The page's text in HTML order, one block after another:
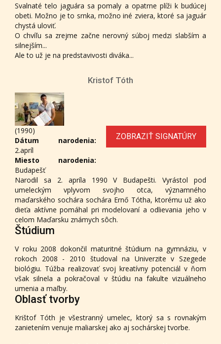
Svalnaté telo jaguára sa pomaly a opatrne plíži k budúcej
obeti. Možno je to srnka, možno iné zviera, ktoré sa jaguár
chystá uloviť.
O chvíľu sa zrejme začne nerovný súboj medzi slabším a
silnejším...
Ale to už je na predstavivosti diváka...
Kristof Tóth
ZOBRAZIŤ SIGNATÚRY
(1990)
Dátum narodenia:
2.apríl
Miesto narodenia:
Budapešť
Narodil sa 2. apríla 1990 V Budapešti. Vyrástol pod
umeleckým vplyvom svojho otca, významného
maďarského sochára sochára Ernő Tótha, ktorému už ako
dieťa aktívne pomáhal pri modelovaní a odlievania jeho v
celom Maďarsku známych sôch.
Štúdium
V roku 2008 dokončil maturitné štúdium na gymnáziu, v
rokoch 2008 - 2010 študoval na Univerzite v Szegede
biológiu. Túžba realizovať svoj kreatívny potenciál v ňom
však silnela a pokračoval v štúdiu na fakulte vizuálneho
umenia a maľby.
Oblasť tvorby
Krištof Tóth je všestranný umelec, ktorý sa s rovnakým
zanietením venuje maliarskej ako aj sochárskej tvorbe.